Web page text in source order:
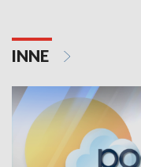
INNE